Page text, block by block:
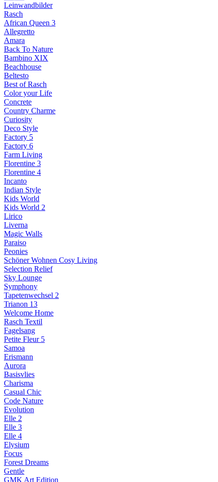
Leinwandbilder
Rasch
African Queen 3
Allegretto
Amara
Back To Nature
Bambino XIX
Beachhouse
Beltesto
Best of Rasch
Color your Life
Concrete
Country Charme
Curiosity
Deco Style
Factory 5
Factory 6
Farm Living
Florentine 3
Florentine 4
Incanto
Indian Style
Kids World
Kids World 2
Lirico
Liverna
Magic Walls
Paraiso
Peonies
Schöner Wohnen Cosy Living
Selection Relief
Sky Lounge
Symphony
Tapetenwechsel 2
Trianon 13
Welcome Home
Rasch Textil
Fagelsang
Petite Fleur 5
Samoa
Erismann
Aurora
Basisvlies
Charisma
Casual Chic
Code Nature
Evolution
Elle 2
Elle 3
Elle 4
Elysium
Focus
Forest Dreams
Gentle
GMK Art Edition